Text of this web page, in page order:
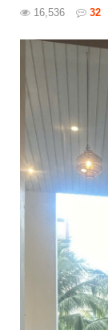
16,536 32